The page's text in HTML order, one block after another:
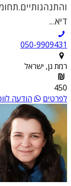
דיא...
050-9909431
רמת גן, ישראל
450
לפרטים
הודעה